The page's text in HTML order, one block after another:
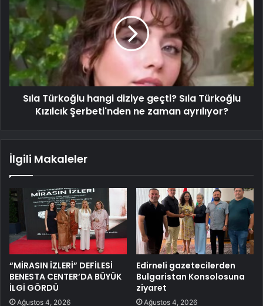
Sıla Türkoğlu hangi diziye geçti? Sıla Türkoğlu
Kızılcık Şerbeti'nden ne zaman ayrılıyor?
İlgili Makaleler
“MİRASIN İZLERİ” DEFİLESİ
BENESTA CENTER’DA BÜYÜK
İLGİ GÖRDÜ
Ağustos 4, 2026
Edirneli gazetecilerden
Bulgaristan Konsolosuna
ziyaret
Ağustos 4, 2026